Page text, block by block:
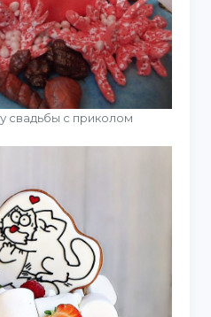
свадьбы с приколом